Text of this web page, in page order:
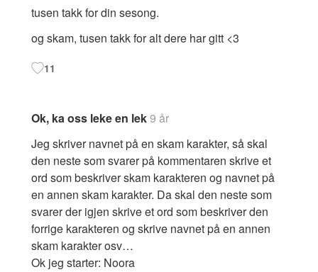
tusen takk for din sesong.
og skam, tusen takk for alt dere har gitt <3
11
Ok, ka oss leke en lek9 år
Jeg skriver navnet på en skam karakter, så skal
den neste som svarer på kommentaren skrive et
ord som beskriver skam karakteren og navnet på
en annen skam karakter. Da skal den neste som
svarer der igjen skrive et ord som beskriver den
forrige karakteren og skrive navnet på en annen
skam karakter osv…
Ok jeg starter: Noora